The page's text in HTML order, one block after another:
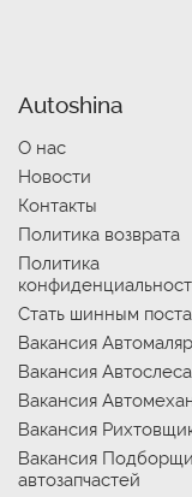
Autoshina
О нас
Новости
Контакты
Политика возврата
Политика
Стать шинным
Вакансия Автомаляр
Вакансия
Вакансия
Вакансия
Вакансия
автозапчастей